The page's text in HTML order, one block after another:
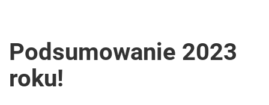
Podsumowanie 2023
roku!